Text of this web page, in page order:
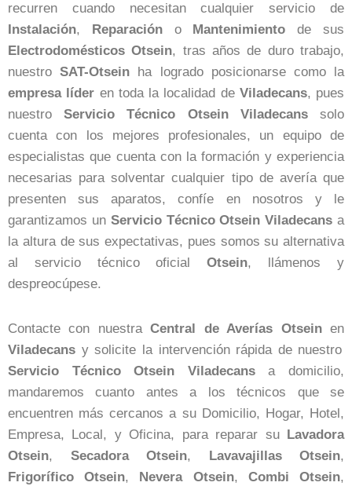
recurren cuando necesitan cualquier servicio de
Instalación, Reparacióno Mantenimiento de sus
Electrodomésticos Otsein, tras años de duro trabajo,
nuestroSAT-Otsein ha logrado posicionarse como la
empresa líder en toda la localidad de Viladecans, pues
nuestroServicio Técnico Otsein Viladecanssolo
cuenta con los mejores profesionales, un equipo de
especialistas que cuenta con la formación y experiencia
necesarias para solventar cualquier tipo de avería que
presenten sus aparatos, confíe en nosotros y le
garantizamos un Servicio Técnico Otsein Viladecans a
la altura de sus expectativas, pues somos su alternativa
al servicio técnico oficialOtsein, llámenos y
despreocúpese.
Contacte con nuestraCentral de Averías Otseinen
Viladecans y solicite la intervención rápida de nuestro
Servicio Técnico Otsein Viladecansa domicilio,
mandaremos cuanto antes a los técnicos que se
encuentren más cercanos a su Domicilio, Hogar, Hotel,
Empresa, Local, y Oficina, para reparar su Lavadora
Otsein, Secadora Otsein, Lavavajillas Otsein,
Frigorífico
Otsein, Nevera Otsein, Combi Otsein,